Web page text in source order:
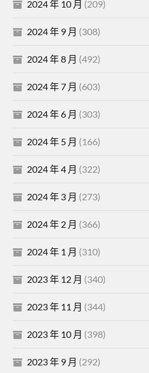
2024 年 10 月 (209)
2024 年 9 月 (308)
2024 年 8 月 (492)
2024 年 7 月 (603)
2024 年 6 月 (303)
2024 年 5 月 (166)
2024 年 4 月 (322)
2024 年 3 月 (273)
2024 年 2 月 (366)
2024 年 1 月 (310)
2023 年 12 月 (340)
2023 年 11 月 (344)
2023 年 10 月 (398)
2023 年 9 月 (292)